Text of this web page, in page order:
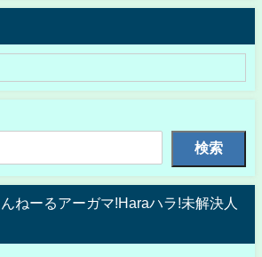
検索
ねーるアーガマ!Haraハラ!未解決人